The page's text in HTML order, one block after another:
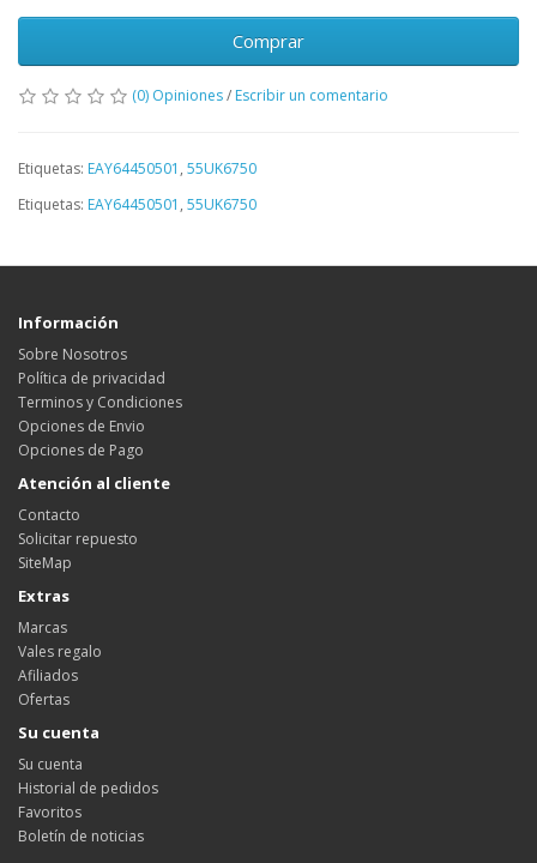
Comprar
(0) Opiniones/ Escribir un comentario
Etiquetas: EAY64450501 , 55UK6750
Etiquetas: EAY64450501 , 55UK6750
Información
Sobre Nosotros
Política de privacidad
Terminos y Condiciones
Opciones de Envio
Opciones de Pago
Atención al cliente
Contacto
Solicitar repuesto
SiteMap
Extras
Marcas
Vales regalo
Afiliados
Ofertas
Su cuenta
Su cuenta
Historial de pedidos
Favoritos
Boletín de noticias